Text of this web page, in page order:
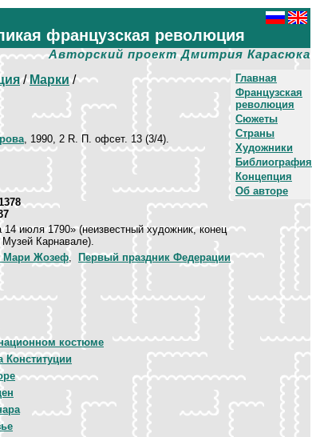
французская революция
Авторский проект Дмитрия Карасюка
Главная
Французская
революция
Сюжеты
Страны
Художники
Библиография
Концепция
Об авторе
/Марки/
, 1990, 2 R. П. офсет. 13 (3/4).
июля 1790» (неизвестный художник, конец
Карнавале).
Мари Жозеф, Первый праздник Федерации
костюме
Конституции